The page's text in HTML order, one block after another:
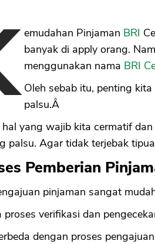
emudahan Pinjaman BRI
banyak di apply orang.
menggunakan nama BRI
Oleh sebab itu, penting
palsu.Â
yang wajib kita cermatif
palsu. Agar tidak terjebak
Pemberian
pinjaman sangat
proses verifikasi dan
dengan proses